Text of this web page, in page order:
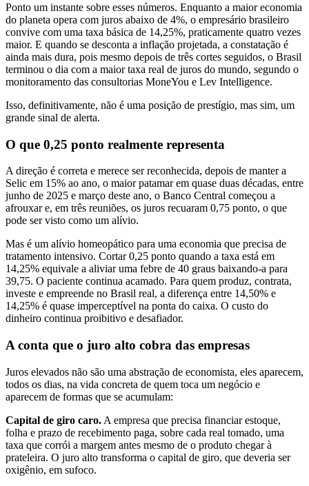
Ponto um instante sobre esses números. Enquanto a maior economia
do planeta opera com juros abaixo de 4%, o empresário brasileiro
convive com uma taxa básica de 14,25%, praticamente quatro vezes
maior. E quando se desconta a inflação projetada, a constatação é
ainda mais dura, pois mesmo depois de três cortes seguidos, o Brasil
terminou o dia com a maior taxa real de juros do mundo, segundo o
monitoramento das consultorias MoneYou e Lev Intelligence.
Isso, definitivamente, não é uma posição de prestígio, mas sim, um
grande sinal de alerta.
O que 0,25 ponto realmente representa
A direção é correta e merece ser reconhecida, depois de manter a
Selic em 15% ao ano, o maior patamar em quase duas décadas, entre
junho de 2025 e março deste ano, o Banco Central começou a
afrouxar e, em três reuniões, os juros recuaram 0,75 ponto, o que
pode ser visto como um alívio.
Mas é um alívio homeopático para uma economia que precisa de
tratamento intensivo. Cortar 0,25 ponto quando a taxa está em
14,25% equivale a aliviar uma febre de 40 graus baixando-a para
39,75. O paciente continua acamado. Para quem produz, contrata,
investe e empreende no Brasil real, a diferença entre 14,50% e
14,25% é quase imperceptível na ponta do caixa. O custo do
dinheiro continua proibitivo e desafiador.
A conta que o juro alto cobra das empresas
Juros elevados não são uma abstração de economista, eles aparecem,
todos os dias, na vida concreta de quem toca um negócio e
aparecem de formas que se acumulam:
Capital de giro caro. A empresa que precisa financiar estoque,
folha e prazo de recebimento paga, sobre cada real tomado, uma
taxa que corrói a margem antes mesmo de o produto chegar à
prateleira. O juro alto transforma o capital de giro, que deveria ser
oxigênio, em sufoco.